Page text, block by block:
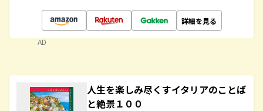
詳細を見る
AD
人生を楽しみ尽くすイタリアのことば
と絶景１００